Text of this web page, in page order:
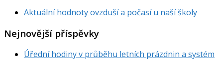
Aktuální hodnoty ovzduší a počasí u naší školy
Nejnovější příspěvky
Úřední hodiny v průběhu letních prázdnin a systém